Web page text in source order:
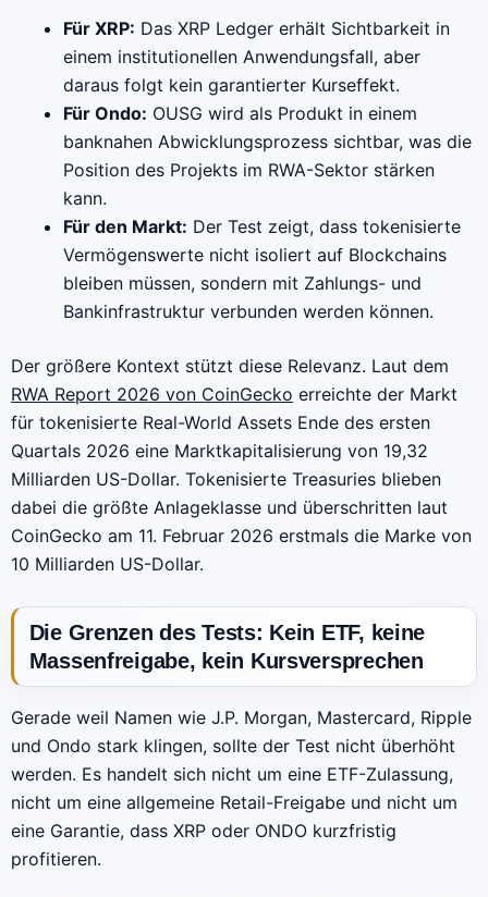
Für XRP: Das XRP Ledger erhält Sichtbarkeit in
einem institutionellen Anwendungsfall, aber
daraus folgt kein garantierter Kurseffekt.
Für Ondo: OUSG wird als Produkt in einem
banknahen Abwicklungsprozess sichtbar, was die
Position des Projekts im RWA-Sektor stärken
kann.
Für den Markt: Der Test zeigt, dass tokenisierte
Vermögenswerte nicht isoliert auf Blockchains
bleiben müssen, sondern mit Zahlungs- und
Bankinfrastruktur verbunden werden können.
Der größere Kontext stützt diese Relevanz. Laut dem
RWA Report 2026 von CoinGecko erreichte der Markt
für tokenisierte Real-World Assets Ende des ersten
Quartals 2026 eine Marktkapitalisierung von 19,32
Milliarden US-Dollar. Tokenisierte Treasuries blieben
dabei die größte Anlageklasse und überschritten laut
CoinGecko am 11. Februar 2026 erstmals die Marke von
10 Milliarden US-Dollar.
Die Grenzen des Tests: Kein ETF, keine
Massenfreigabe, kein Kursversprechen
Gerade weil Namen wie J.P. Morgan, Mastercard, Ripple
und Ondo stark klingen, sollte der Test nicht überhöht
werden. Es handelt sich nicht um eine ETF-Zulassung,
nicht um eine allgemeine Retail-Freigabe und nicht um
eine Garantie, dass XRP oder ONDO kurzfristig
profitieren.